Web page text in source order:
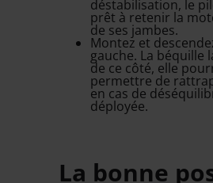
déstabilisation, le
prêt à retenir la
de ses jambes.
Montez et
gauche. La béquille
de ce côté, elle
permettre de
en cas de
déployée.
La bonne